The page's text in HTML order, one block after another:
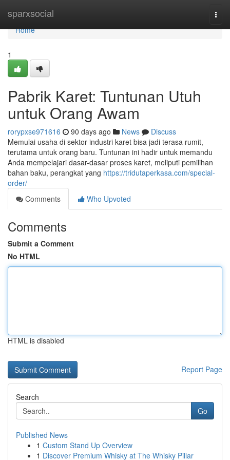
sparxsocial
Home
Home
1
Pabrik Karet: Tuntunan Utuh
untuk Orang Awam
rorypxse971616 90 days ago News
Discuss
Memulai usaha di sektor industri karet bisa jadi terasa rumit,
terutama untuk orang baru. Tuntunan ini hadir untuk memandu
Anda mempelajari dasar-dasar proses karet, meliputi pemilihan
bahan baku, perangkat yang https://tridutaperkasa.com/special-
order/
Comments
Who Upvoted
Comments
Submit a Comment
No HTML
HTML is disabled
Report Page
Search
Go
Published News
1 Custom Stand Up Overview
1 Discover Premium Whisky at The Whisky Pillar